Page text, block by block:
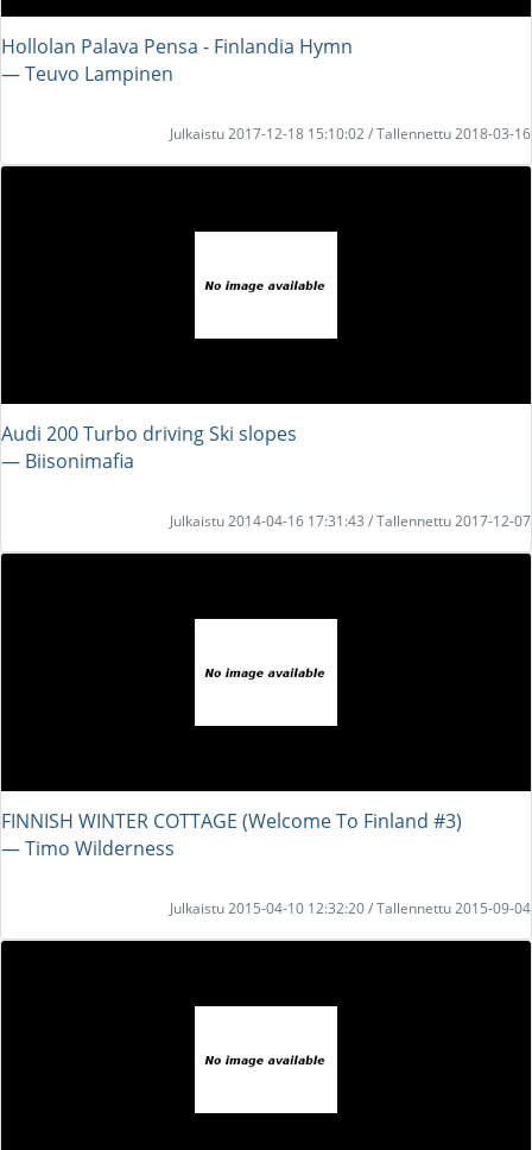
Hollolan Palava Pensa - Finlandia Hymn
― Teuvo Lampinen
Julkaistu 2017-12-18 15:10:02 / Tallennettu 2018-03-16
Audi 200 Turbo driving Ski slopes
― Biisonimafia
Julkaistu 2014-04-16 17:31:43 / Tallennettu 2017-12-07
FINNISH WINTER COTTAGE (Welcome To Finland #3)
― Timo Wilderness
Julkaistu 2015-04-10 12:32:20 / Tallennettu 2015-09-04